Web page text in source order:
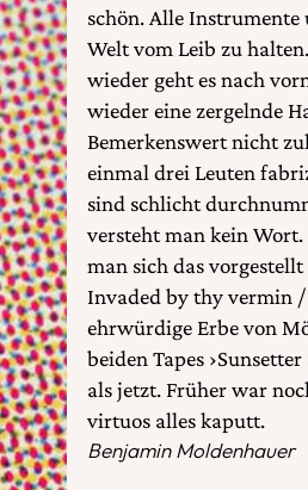
schön. Alle Instrumente
Welt vom Leib zu
wieder geht es nach
wieder eine zergelnde
Bemerkenswert nicht
einmal drei Leuten
sind schlicht
versteht man kein Wort.
man sich das
Invaded by thy vermin
ehrwürdige Erbe von
beiden Tapes
als jetzt. Früher war
virtuos alles kaputt.
Benjamin Moldenhauer